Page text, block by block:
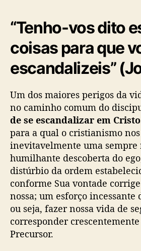
“Tenho-vos dito
coisas para que
escandalizeis”
Um dos maiores perigos da
no caminho comum do
de se escandalizar em
para a qual o cristianismo
inevitavelmente uma sempre
humilhante descoberta do
distúrbio da ordem
conforme Sua vontade corrige
nossa; um esforço
ou seja, fazer nossa vida de
corresponder
Precursor.